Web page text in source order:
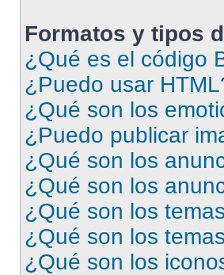
Formatos y tipos
¿Qué es el código
¿Puedo usar
¿Qué son los
¿Puedo publicar
¿Qué son los
¿Qué son los
¿Qué son los
¿Qué son los
¿Qué son los